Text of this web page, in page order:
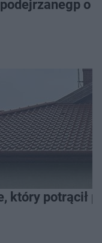
o
który potrącił